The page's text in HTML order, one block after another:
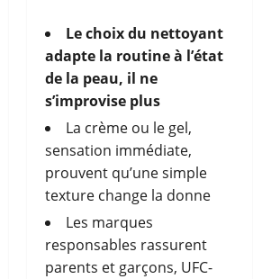
Le choix du nettoyant
adapte la routine à l’état
de la peau, il ne
s’improvise plus
La crème ou le gel,
sensation immédiate,
prouvent qu’une simple
texture change la donne
Les marques
responsables rassurent
parents et garçons, UFC-